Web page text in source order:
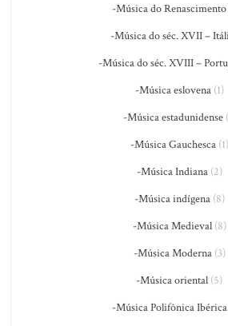
-Música do Renascimento
-Música do séc. XVII –
-Música do séc. XVIII –
-Música eslovena(1)
-Música estadunidense
-Música Gauchesca(1)
-Música Indiana(2)
-Música indígena(8)
-Música Medieval(8)
-Música Moderna(3)
-Música oriental (5)
-Música Polifônica Ibérica